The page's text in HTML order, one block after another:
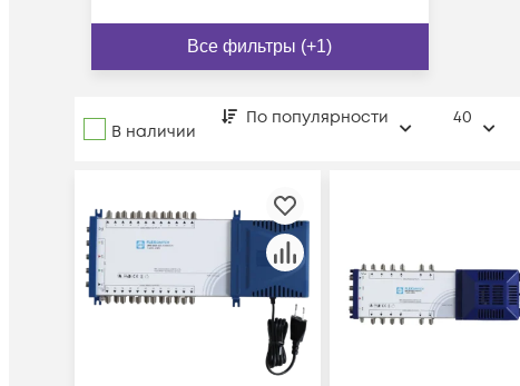
Все фильтры (+1)
В наличии
По популярности 40